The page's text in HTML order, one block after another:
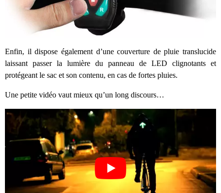
Enfin, il dispose également d’une couverture de pluie translucide
laissant passer la lumière du panneau de LED clignotants et
protégeant le sac et son contenu, en cas de fortes pluies.
Une petite vidéo vaut mieux qu’un long discours…